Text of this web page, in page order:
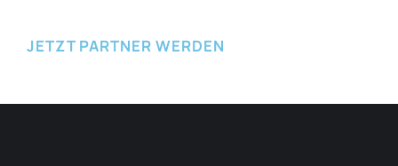
JETZT PARTNER WERDEN